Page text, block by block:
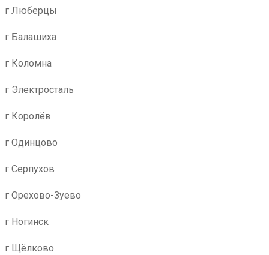
г Люберцы
г Балашиха
г Коломна
г Электросталь
г Королёв
г Одинцово
г Серпухов
г Орехово-Зуево
г Ногинск
г Щёлково